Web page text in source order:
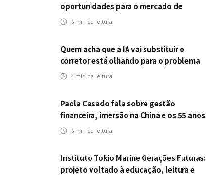
oportunidades para o mercado de
seguros ampliar cobertura e prevenção
6 min de leitura
Quem acha que a IA vai substituir o
corretor está olhando para o problema
errado
4 min de leitura
Paola Casado fala sobre gestão
financeira, imersão na China e os 55 anos
da ENS
6 min de leitura
Instituto Tokio Marine Gerações Futuras:
projeto voltado à educação, leitura e